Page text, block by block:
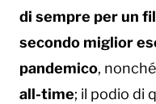
di sempre per un
secondo miglior
pandemico,
all-time; il podio di